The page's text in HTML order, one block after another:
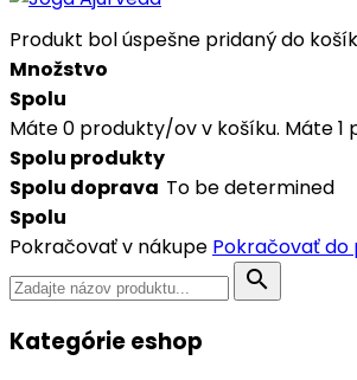
Produkt bol úspešne pridaný do
Množstvo
Spolu
Máte0 produkty/ov v košíku. Máte 1
Spolu produkty
Spolu doprava To be determined
Spolu
Pokračovať v nákupe Pokračovať do
search
Kategórie eshop